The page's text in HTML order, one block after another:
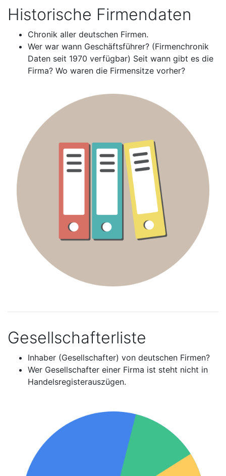
Historische Firmendaten
Chronik aller deutschen Firmen.
Wer war wann Geschäftsführer? (Firmenchronik
Daten seit 1970 verfügbar) Seit wann gibt es die
Firma? Wo waren die Firmensitze vorher?
Gesellschafterliste
Inhaber (Gesellschafter) von deutschen Firmen?
Wer Gesellschafter einer Firma ist steht nicht in
Handelsregisterauszügen.